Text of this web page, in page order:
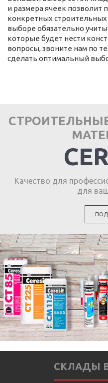
и размера ячеек позволит
конкретных
выборе обязательно
которые будет нести
вопросы, звоните нам по
сделать оптимальный
Качество для
для
СКЛАДЫ